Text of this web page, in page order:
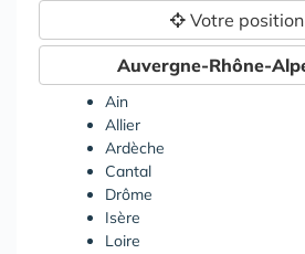
Votre position
Auvergne-Rhône-
Ain
Allier
Ardèche
Cantal
Drôme
Isère
Loire